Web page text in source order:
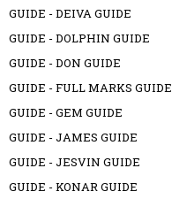
GUIDE - DEIVA GUIDE
GUIDE - DOLPHIN GUIDE
GUIDE - DON GUIDE
GUIDE - FULL MARKS GUIDE
GUIDE - GEM GUIDE
GUIDE - JAMES GUIDE
GUIDE - JESVIN GUIDE
GUIDE - KONAR GUIDE